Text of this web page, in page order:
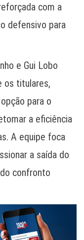
com a
defensivo para
e Gui Lobo
os titulares,
para o
a eficiência
A equipe foca
a saída do
confronto